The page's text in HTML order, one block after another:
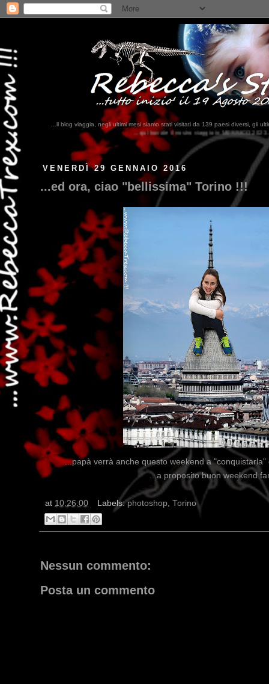
...il blog viaggia, negli ultimi mesi siamo stati visitati da 139 paesi diversi, gli
...qui trovate il nostro viaggio in MESSICO 2023...clikka qui !!!
VENERDÌ 29 GENNAIO 2016
...ed ora, ciao "bellissima" Torino !!!
...papà verrà anche questo weekend a
...a proposito buon weekend
at 10:26:00 Labels:photoshop, Torino
Nessun commento:
Posta un commento